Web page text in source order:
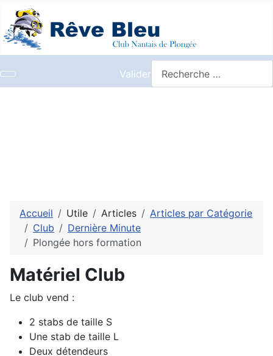
Valider
Accueil Utile Articles
Articles par Catégorie
Club
Dernière Minute
Plongée hors formation
Matériel Club
Le club vend :
2 stabs de taille S
Une stab de taille L
Deux détendeurs